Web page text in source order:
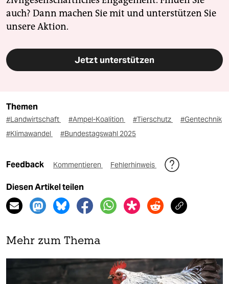
auch? Dann machen Sie mit und unterstützen Sie
unsere Aktion.
Jetzt unterstützen
Themen
#Landwirtschaft #Ampel-Koalition #Tierschutz
#Gentechnik
#Klimawandel
#Bundestagswahl 2025
Feedback Kommentieren Fehlerhinweis
Diesen Artikel teilen
Mehr zum Thema